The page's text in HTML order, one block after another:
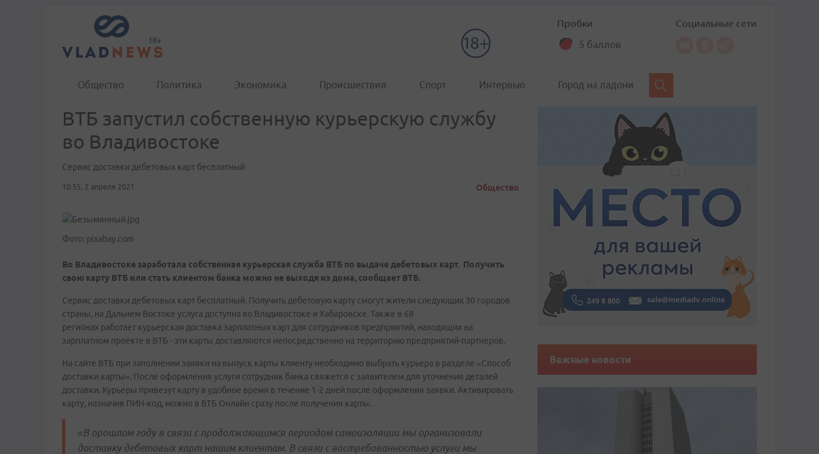
Пробки
5 баллов
Социальные сети
Общество Политика Экономика Происшествия Спорт Интервью Город на ладони
ВТБ запустил собственную курьерскую службу
во Владивостоке
Сервис доставки дебетовых карт бесплатный
10:55, 2 апреля 2021 Общество
Фото: pixabay.com
Во Владивостоке заработала собственная курьерская служба ВТБ по выдаче дебетовых карт. Получить
свою карту ВТБ или стать клиентом банка можно не выходя из дома, сообщает ВТБ.
Сервис доставки дебетовых карт бесплатный. Получить дебетовую карту смогут жители следующих 30 городов
страны, на Дальнем Востоке услуга доступна во Владивостоке и Хабаровске. Также в 68
регионах работает курьерская доставка зарплатных карт для сотрудников предприятий, находящих на
зарплатном проекте в ВТБ - эти карты доставляются непосредственно на территорию предприятий-партнеров.
На сайте ВТБ при заполнении заявки на выпуск карты клиенту необходимо выбрать курьера в разделе «Способ
доставки карты». После оформления услуги сотрудник банка свяжется с заявителем для уточнения деталей
доставки. Курьеры привезут карту в удобное время в течение 1-2 дней после оформления заявки. Активировать
карту, назначив ПИН-код, можно в ВТБ Онлайн сразу после получения карты.
«В прошлом году в связи с продолжающимся периодом самоизоляции мы организовали
доставку дебетовых карт нашим клиентам. В связи с востребованностью услуги мы
Важные новости